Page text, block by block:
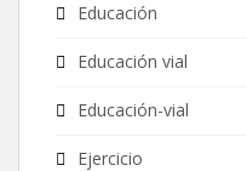
Educación
Educación vial
Educación-vial
Ejercicio